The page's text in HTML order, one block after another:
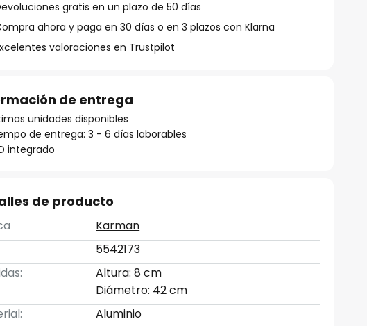
gratis en un plazo de 50 días
ahora y paga en 30 días o en 3 plazos con Klarna
valoraciones en Trustpilot
de entrega
unidades disponibles
de entrega: 3 - 6 días laborables
integrado
de producto
Karman
5542173
Altura: 8 cm
Diámetro: 42 cm
Aluminio